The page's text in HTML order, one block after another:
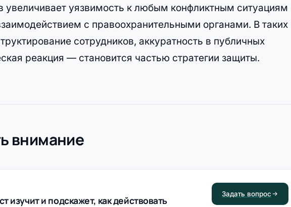
увеличивает уязвимость к любым конфликтным ситуациям
с правоохранительными органами. В таких
сотрудников, аккуратность в публичных
реакция — становится частью стратегии защиты.
внимание
и подскажет, как действовать
Задать вопрос